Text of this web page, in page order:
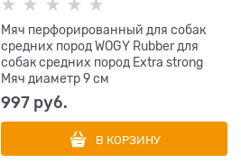
Мяч перфорированный для собак
средних пород WOGY Rubber для
собак средних пород Extra strong
Мяч диаметр 9 см
997 руб.
В КОРЗИНУ